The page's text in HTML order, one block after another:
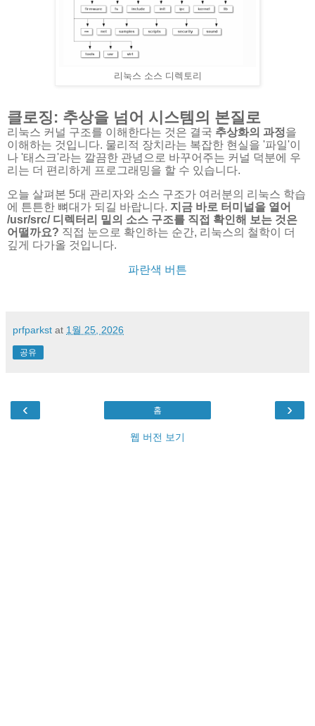
리눅스 소스 디렉토리
클로징: 추상을 넘어 시스템의 본질로
리눅스 커널 구조를 이해한다는 것은 결국 추상화의 과정을
이해하는 것입니다. 물리적 장치라는 복잡한 현실을 '파일'이
나 '태스크'라는 깔끔한 관념으로 바꾸어주는 커널 덕분에 우
리는 더 편리하게 프로그래밍을 할 수 있습니다.
오늘 살펴본 5대 관리자와 소스 구조가 여러분의 리눅스 학습
에 튼튼한 뼈대가 되길 바랍니다. 지금 바로 터미널을 열어
/usr/src/디렉터리 밑의 소스 구조를 직접 확인해 보는 것은
어떨까요? 직접 눈으로 확인하는 순간, 리눅스의 철학이 더
깊게 다가올 것입니다.
파란색 버튼
prfparkst at 1월 25, 2026
공유
‹ ›
홈
웹 버전 보기